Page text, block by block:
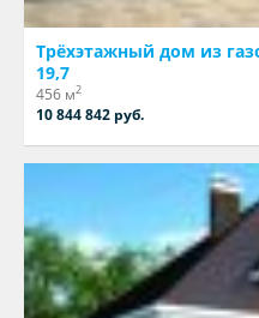
Трёхэтажный дом из
19,7
456 м2
10 844 842 руб.